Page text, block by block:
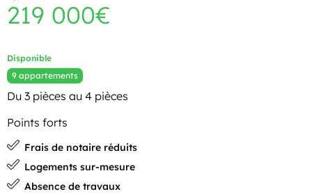
219 000€
Disponible
9 appartements
Du 3 pièces au 4 pièces
Points forts
Frais de notaire réduits
Logements sur-mesure
Absence de travaux